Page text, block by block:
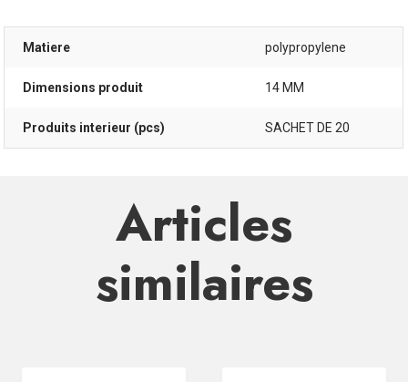
Matiere polypropylene
Dimensions produit 14 MM
Produits interieur (pcs) SACHET DE 20
Articles
similaires